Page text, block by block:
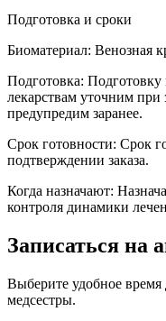
Подготовка и сроки
Биоматериал: Венозная
Подготовка:
лекарствам уточним
предупредим заранее.
Срок готовности: Срок
подтверждении заказа.
Когда назначают:
контроля динамики
Записаться на
Выберите удобное время
медсестры.